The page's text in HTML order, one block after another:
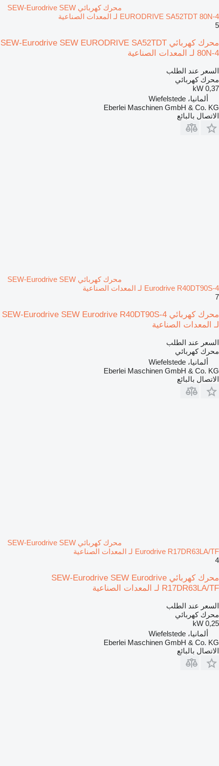
محرك كهربائي SEW-Eurodrive SEW
EURODRIVE SA52TDT 80N-4 لـ المعدات الصناعية
5
محرك كهربائي SEW-Eurodrive SEW EURODRIVE SA52TDT
80N-4 لـ المعدات الصناعية
السعر عند الطلب
محرك كهربائي
0,37 kW
ألمانيا، Wiefelstede
Eberlei Maschinen GmbH & Co. KG
الاتصال بالبائع
محرك كهربائي SEW-Eurodrive SEW
Eurodrive R40DT90S-4 لـ المعدات الصناعية
7
محرك كهربائي SEW-Eurodrive SEW Eurodrive R40DT90S-4
لـ المعدات الصناعية
السعر عند الطلب
محرك كهربائي
ألمانيا، Wiefelstede
Eberlei Maschinen GmbH & Co. KG
الاتصال بالبائع
محرك كهربائي SEW-Eurodrive SEW
Eurodrive R17DR63LA/TF لـ المعدات الصناعية
4
محرك كهربائي SEW-Eurodrive SEW Eurodrive
R17DR63LA/TF لـ المعدات الصناعية
السعر عند الطلب
محرك كهربائي
0,25 kW
ألمانيا، Wiefelstede
Eberlei Maschinen GmbH & Co. KG
الاتصال بالبائع